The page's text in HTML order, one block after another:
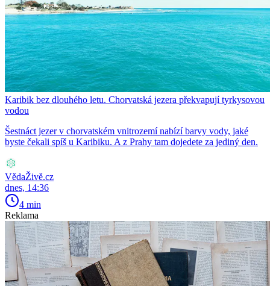
Karibik bez dlouhého letu. Chorvatská jezera překvapují tyrkysovou
vodou
Šestnáct jezer v chorvatském vnitrozemí nabízí barvy vody, jaké
byste čekali spíš u Karibiku. A z Prahy tam dojedete za jediný den.
VědaŽivě.cz
dnes, 14:36
4 min
Reklama